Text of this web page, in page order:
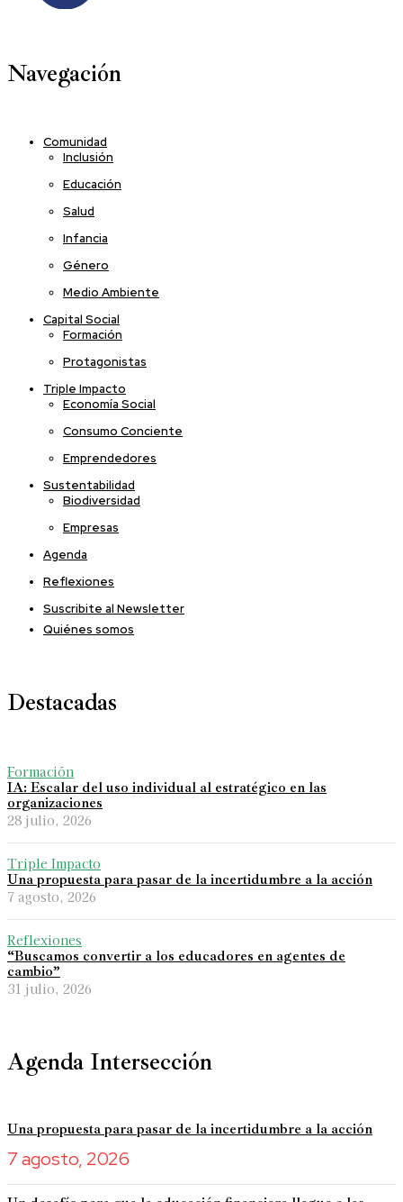
Navegación
Comunidad
Inclusión
Educación
Salud
Infancia
Género
Medio Ambiente
Capital Social
Formación
Protagonistas
Triple Impacto
Economía Social
Consumo Conciente
Emprendedores
Sustentabilidad
Biodiversidad
Empresas
Agenda
Reflexiones
Suscribite al Newsletter
Quiénes somos
Destacadas
Formación
IA: Escalar del uso individual al estratégico en las
organizaciones
28 julio, 2026
Triple Impacto
Una propuesta para pasar de la incertidumbre a la acción
7 agosto, 2026
Reflexiones
“Buscamos convertir a los educadores en agentes de
cambio”
31 julio, 2026
Agenda Intersección
Una propuesta para pasar de la incertidumbre a la acción
7 agosto, 2026